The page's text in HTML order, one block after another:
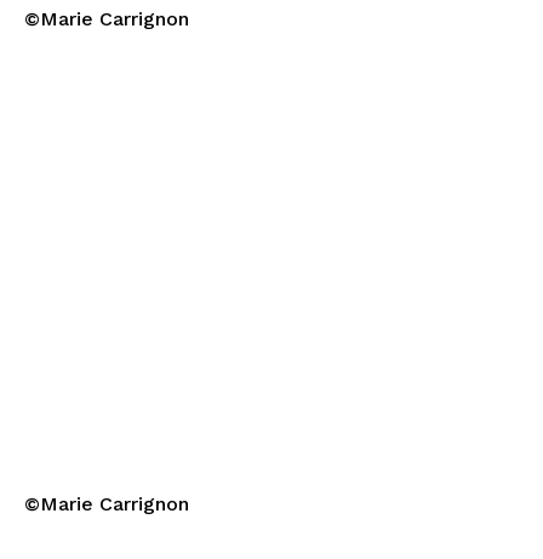
©Marie Carrignon
©Marie Carrignon